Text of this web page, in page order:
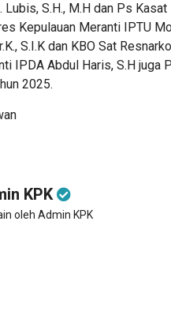
Lubis, S.H., M.H dan Ps Kasat
Kepulauan Meranti IPTU
S.I.K dan KBO Sat
IPDA Abdul Haris, S.H juga
2025.
KPK
oleh Admin KPK